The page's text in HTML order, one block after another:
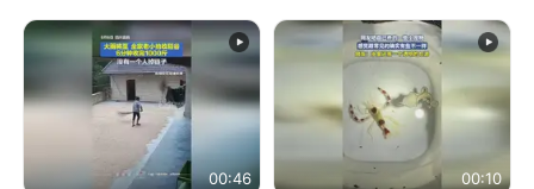
风口未延伸到外墙
网友：果然言传不如身
教！
00:46 00:10